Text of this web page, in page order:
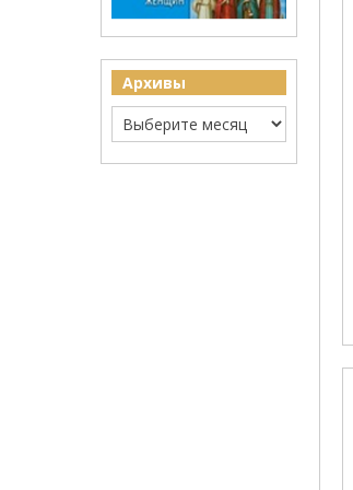
Архивы